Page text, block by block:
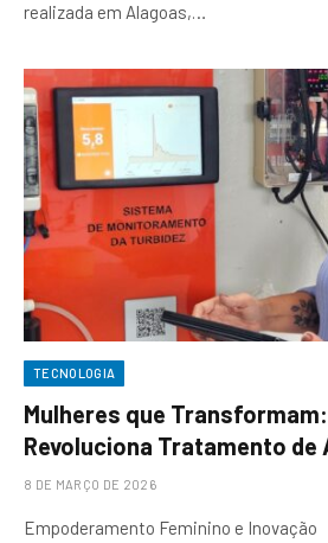
realizada em Alagoas,…
TECNOLOGIA
Mulheres que
Revoluciona Tratamento de
8 DE MARÇO DE 2026
Empoderamento Feminino e Inovação